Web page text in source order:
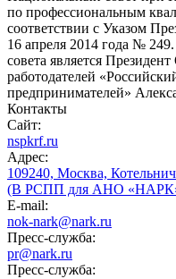
по профессиональным
соответствии с Указом
16 апреля 2014 года №
совета является
работодателей
предпринимателей»
Контакты
Сайт:
nspkrf.ru
Адрес:
109240, Москва,
(В РСПП для АНО
E-mail:
nok-nark@nark.ru
Пресс-служба:
pr@nark.ru
Пресс-служба: